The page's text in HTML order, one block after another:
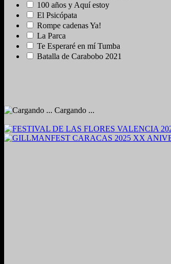
100 años y Aquí estoy
El Psicópata
Rompe cadenas Ya!
La Parca
Te Esperaré en mí Tumba
Batalla de Carabobo 2021
Cargando ...